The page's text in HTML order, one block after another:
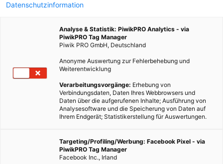
Datenschutzinformation
Analyse & Statistik: PiwikPRO Analytics - via
PiwikPRO Tag Manager
Piwik PRO GmbH, Deutschland
Anonyme Auswertung zur Fehlerbehebung und
Weiterentwicklung
Verarbeitungsvorgänge: Erhebung von
Verbindungsdaten, Daten Ihres Webbrowsers und
Daten über die aufgerufenen Inhalte; Ausführung von
Analysesoftware und die Speicherung von Daten auf
Ihrem Endgerät; Statistikerstellung für Auswertungen.
Targeting/Profiling/Werbung: Facebook Pixel - via
PiwikPRO Tag Manager
Facebook Inc., Irland